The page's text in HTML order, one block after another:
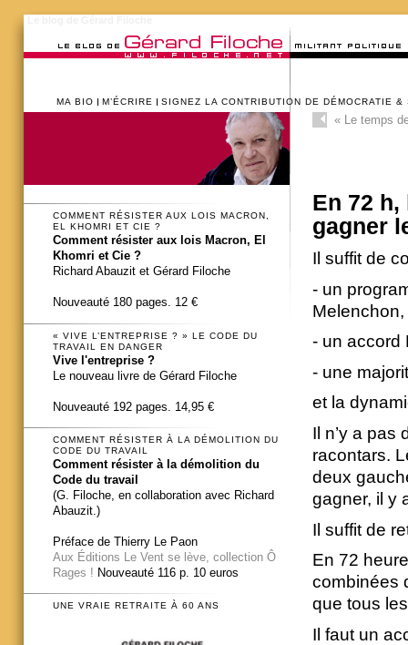
MA BIO M’ÉCRIRE SIGNEZ LA CONTRIBUTION DE DÉMOCRATIE &
«Le temps
En 72
gagner
Il suffit de
- un
Melenchon,
- un accord
- une
et la
Il n’y a pas
racontars.
deux
gagner, il y
Il suffit de
En 72
combinées
que tous
Il faut un
COMMENT RÉSISTER AUX LOIS MACRON,
EL KHOMRI ET CIE ?
Comment résister aux lois Macron, El
Khomri et Cie ?
Richard Abauzit et Gérard Filoche
Nouveauté 180 pages. 12 €
« VIVE L’ENTREPRISE ? » LE CODE DU
TRAVAIL EN DANGER
Vive l'entreprise ?
Le nouveau livre de Gérard Filoche
Nouveauté 192 pages. 14,95 €
COMMENT RÉSISTER À LA DÉMOLITION DU
CODE DU TRAVAIL
Comment résister à la démolition du
Code du travail
(G. Filoche, en collaboration avec Richard
Abauzit.)
Préface de Thierry Le Paon
Aux Éditions Le Vent se lève, collection Ô
Rages ! Nouveauté 116 p. 10 euros
UNE VRAIE RETRAITE À 60 ANS